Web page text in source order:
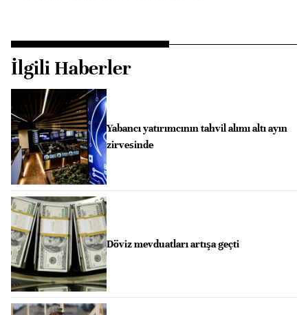
İlgili Haberler
Yabancı yatırımcının tahvil alımı altı ayın
zirvesinde
Döviz mevduatları artışa geçti